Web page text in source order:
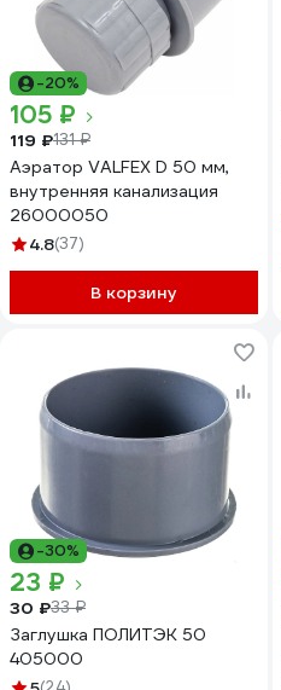
-20%
105 ₽
119 ₽131 ₽
Аэратор VALFEX D 50 мм,
внутренняя канализация
26000050
4.8(37)
В корзину
-30%
23 ₽
30 ₽33 ₽
Заглушка ПОЛИТЭК 50
405000